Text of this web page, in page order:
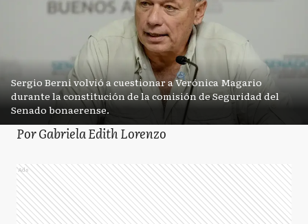
Sergio Berni volvió a cuestionar a Verónica Magario
durante la constitución de la comisión de Seguridad del
Senado bonaerense.
Por Gabriela Edith Lorenzo
Ads